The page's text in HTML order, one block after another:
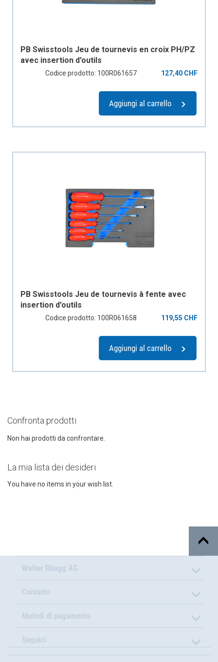
PB Swisstools Jeu de tournevis en croix PH/PZ
avec insertion d'outils
Codice prodotto: 100R061657 127,40 CHF
Aggiungi al carrello
PB Swisstools Jeu de tournevis à fente avec
insertion d'outils
Codice prodotto: 100R061658 119,55 CHF
Aggiungi al carrello
Confronta prodotti
Non hai prodotti da confrontare.
La mia lista dei desideri
You have no items in your wish list.
Walter Rüegg AG
Contatto
Metodi di pagamento
Seguici